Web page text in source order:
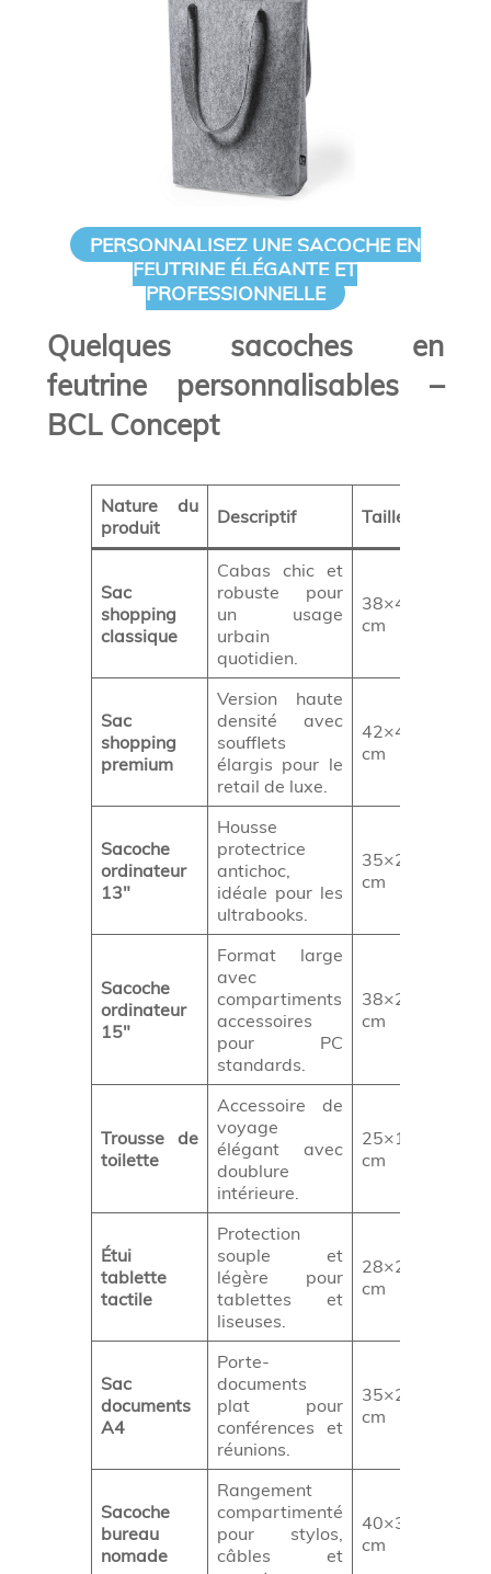
PERSONNALISEZ UNE SACOCHE EN
FEUTRINE ÉLÉGANTE ET
PROFESSIONNELLE
Quelques sacoches en
feutrine personnalisables –
BCL Concept
Nature du
produit
Descriptif Taille
Sac
shopping
classique
Cabas chic et
robuste pour
un usage
urbain
quotidien.
38×42×15
cm
Sac
shopping
premium
Version haute
densité avec
soufflets
élargis pour le
retail de luxe.
42×45×18
cm
Sacoche
ordinateur
13″
Housse
protectrice
antichoc,
idéale pour les
ultrabooks.
35×25×4
cm
Sacoche
ordinateur
15″
Format large
avec
compartiments
accessoires
pour PC
standards.
38×28×5
cm
Trousse de
toilette
Accessoire de
voyage
élégant avec
doublure
intérieure.
25×15×12
cm
Étui
tablette
tactile
Protection
souple et
légère pour
tablettes et
liseuses.
28×20×3
cm
Sac
documents
A4
Porte-
documents
plat pour
conférences et
réunions.
35×27×6
cm
Sacoche
bureau
nomade
Rangement
compartimenté
pour stylos,
câbles et
40×32×8
cm